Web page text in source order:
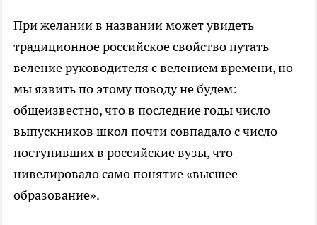
При желании в названии может увидеть
традиционное российское свойство путать
веление руководителя с велением времени, но
мы язвить по этому поводу не будем:
общеизвестно, что в последние годы число
выпускников школ почти совпадало с число
поступивших в российские вузы, что
нивелировало само понятие «высшее
образование».